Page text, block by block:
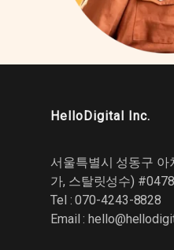
HelloDigital Inc.
서울특별시 성동구
가, 스탈릿성수)
Tel : 070-4243-8828
Email :